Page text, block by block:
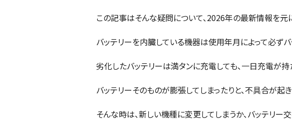
この記事はそんな疑問について、2026年の最新情報を元
バッテリーを内臓している機器は使用年月によって必ずバ
劣化したバッテリーは満タンに充電しても、一日充電が持
バッテリーそのものが膨張してしまったりと、不具合が起き
そんな時は、新しい機種に変更してしまうか、バッテリー